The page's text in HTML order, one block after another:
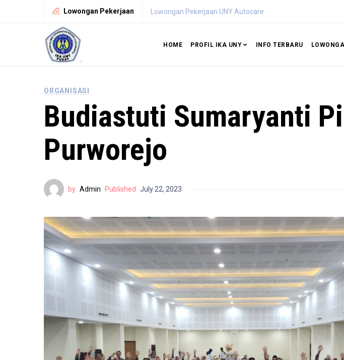
Lowongan Pekerjaan Lowongan Calon Dosen Tetap STKIP Persada Evav Tual
HOME PROFIL IKA UNY INFO TERBARU
ORGANISASI
Budiastuti Sumaryanti
Purworejo
by Admin Published July 22, 2023